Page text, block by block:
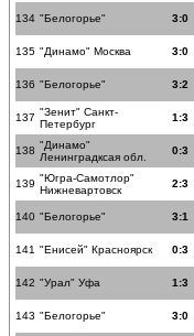
134 "Белогорье" 3:0
135 "Динамо" Москва 3:0
136 "Белогорье" 3:2
137 "Зенит" Санкт-
Петербург
1:3
138 "Динамо"
Ленинградксая обл.
0:3
139 "Югра-Самотлор"
Нижневартовск
2:3
140 "Белогорье" 3:1
141 "Енисей" Красноярск 0:3
142 "Урал" Уфа 1:3
143 "Белогорье" 3:0